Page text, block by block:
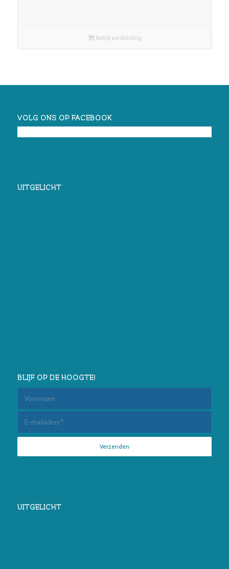
Bekijk aanbieding
VOLG ONS OP FACEBOOK
UITGELICHT
BLIJF OP DE HOOGTE!
UITGELICHT